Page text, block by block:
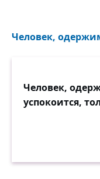
Человек,
Человек,
успокоится,